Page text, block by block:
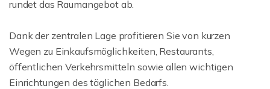
rundet das Raumangebot ab.
Dank der zentralen Lage profitieren Sie von kurzen
Wegen zu Einkaufsmöglichkeiten, Restaurants,
öffentlichen Verkehrsmitteln sowie allen wichtigen
Einrichtungen des täglichen Bedarfs.